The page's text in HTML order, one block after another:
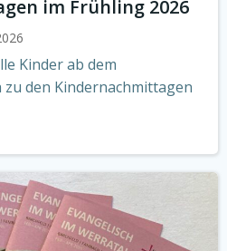
im Frühling 2026
Kinder ab dem
den Kindernachmittagen